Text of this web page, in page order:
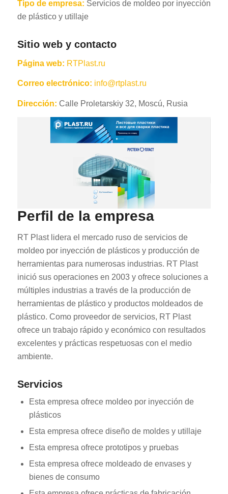
Tipo de empresa: Servicios de moldeo por inyección
de plástico y utillaje
Sitio web y contacto
Página web: RTPlast.ru
Correo electrónico: info@rtplast.ru
Dirección: Calle Proletarskiy 32, Moscú, Rusia
Perfil de la empresa
RT Plast lidera el mercado ruso de servicios de
moldeo por inyección de plásticos y producción de
herramientas para numerosas industrias. RT Plast
inició sus operaciones en 2003 y ofrece soluciones a
múltiples industrias a través de la producción de
herramientas de plástico y productos moldeados de
plástico. Como proveedor de servicios, RT Plast
ofrece un trabajo rápido y económico con resultados
excelentes y prácticas respetuosas con el medio
ambiente.
Servicios
Esta empresa ofrece moldeo por inyección de
plásticos
Esta empresa ofrece diseño de moldes y utillaje
Esta empresa ofrece prototipos y pruebas
Esta empresa ofrece moldeado de envases y
bienes de consumo